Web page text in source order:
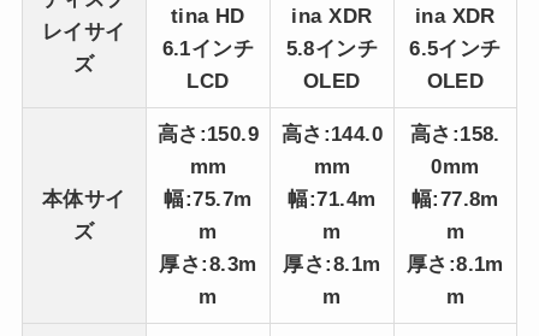
レイサイ
ズ
tina HD
6.1インチ
LCD
ina XDR
5.8インチ
OLED
ina XDR
6.5インチ
OLED
本体サイ
ズ
高さ:150.9
mm
幅:75.7m
m
厚さ:8.3m
m
高さ:144.0
mm
幅:71.4m
m
厚さ:8.1m
m
高さ:158.
0mm
幅:77.8m
m
厚さ:8.1m
m